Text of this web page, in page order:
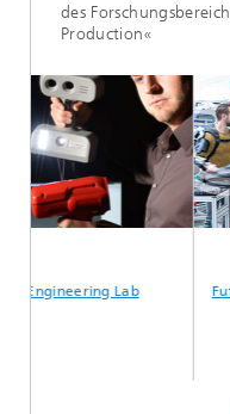
des
Production«
Engineering Lab